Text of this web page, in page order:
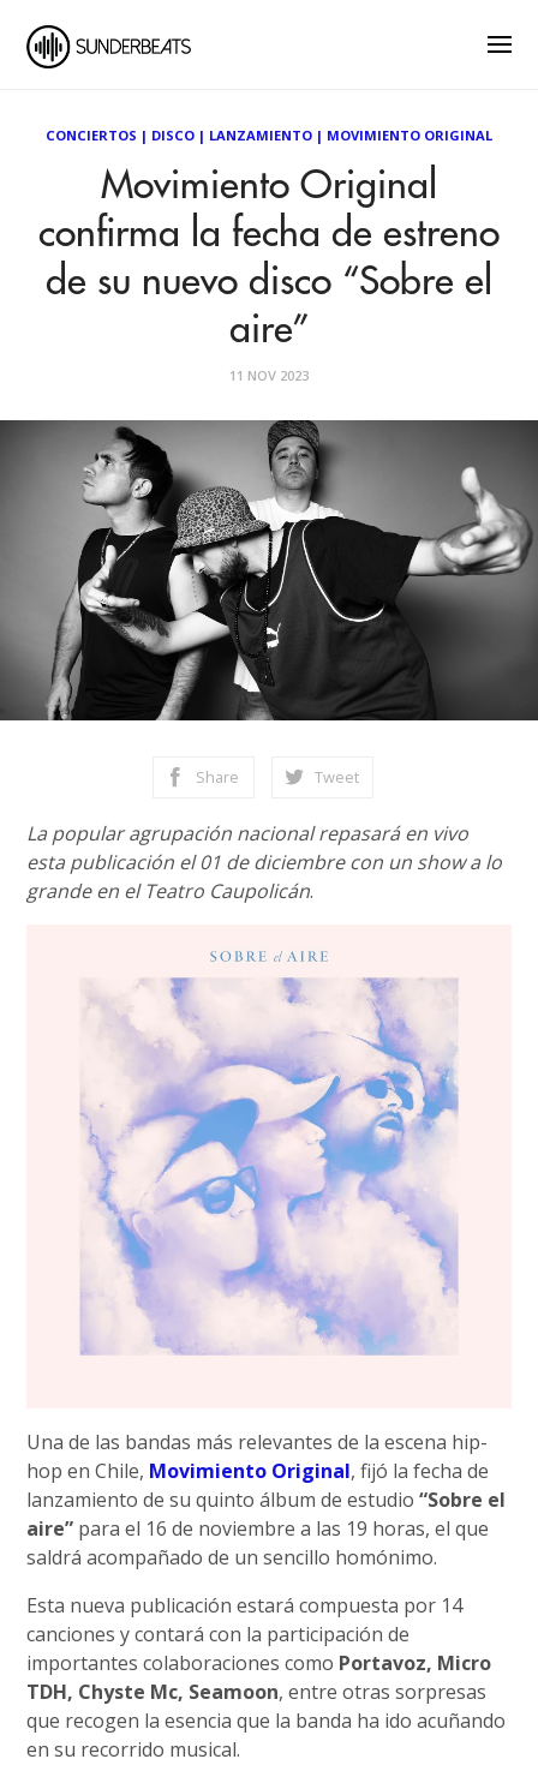
CONCIERTOS | DISCO | LANZAMIENTO | MOVIMIENTO ORIGINAL
Movimiento Original
confirma la fecha de estreno
de su nuevo disco “Sobre el
aire”
11 NOV 2023
Share Tweet
La popular agrupación nacional repasará en vivo
esta publicación el 01 de diciembre con un show a lo
grande en el Teatro Caupolicán.
Una de las bandas más relevantes de la escena hip-
hop en Chile, Movimiento Original, fijó la fecha de
lanzamiento de su quinto álbum de estudio“Sobre el
aire” para el 16 de noviembre a las 19 horas, el que
saldrá acompañado de un sencillo homónimo.
Esta nueva publicación estará compuesta por 14
canciones y contará con la participación de
importantes colaboraciones como Portavoz, Micro
TDH, Chyste Mc, Seamoon, entre otras sorpresas
que recogen la esencia que la banda ha ido acuñando
en su recorrido musical.